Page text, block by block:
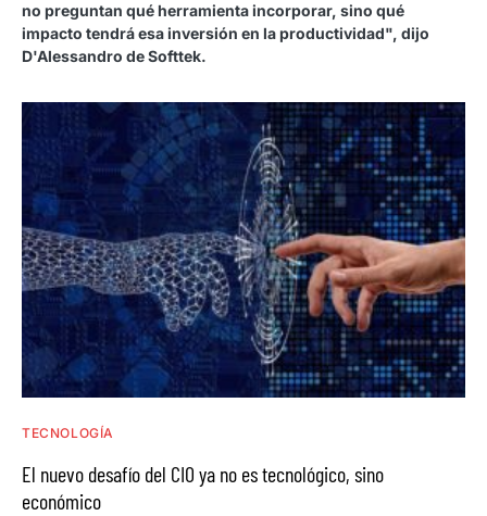
no preguntan qué herramienta incorporar, sino qué
impacto tendrá esa inversión en la productividad", dijo
D'Alessandro de Softtek.
TECNOLOGÍA
El nuevo desafío del CIO ya no es tecnológico, sino
económico